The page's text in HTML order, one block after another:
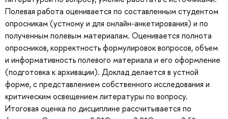
Полевая работа оценивается по составленным студентом
опросникам (устному и для онлайн-анкетирования) и по
полученным полевым материалам. Оценивается полнота
опросников, корректность формулировок вопросов, объем
и информативность полевого материала и его оформление
(подготовка к архивации). Доклад делается в устной
форме, с представлением собственного исследования и
критическим освещением литературы по вопросу.
Итоговая оценка по дисциплине рассчитывается по